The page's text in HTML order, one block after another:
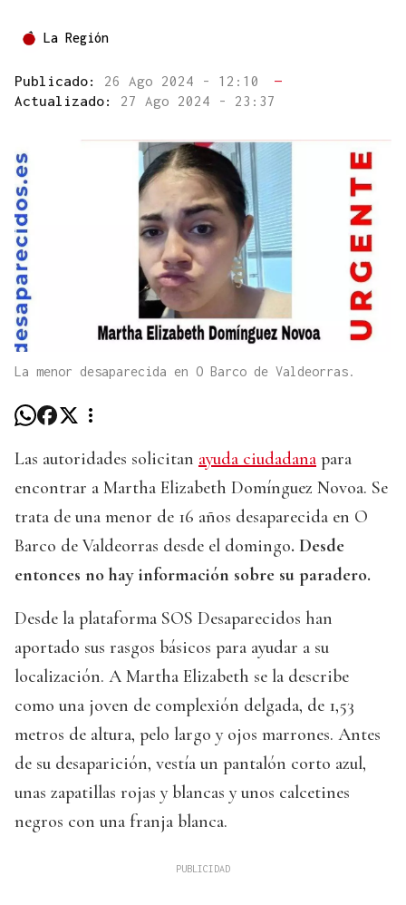
La Región
Publicado: 26 Ago 2024 - 12:10
—
Actualizado: 27 Ago 2024 - 23:37
La menor desaparecida en O Barco de Valdeorras.
Las autoridades solicitan ayuda ciudadana para
encontrar a Martha Elizabeth Domínguez Novoa. Se
trata de una menor de 16 años desaparecida en O
Barco de Valdeorras desde el domingo. Desde
entonces no hay información sobre su paradero.
Desde la plataforma SOS Desaparecidos han
aportado sus rasgos básicos para ayudar a su
localización. A Martha Elizabeth se la describe
como una joven de complexión delgada, de 1,53
metros de altura, pelo largo y ojos marrones. Antes
de su desaparición, vestía un pantalón corto azul,
unas zapatillas rojas y blancas y unos calcetines
negros con una franja blanca.